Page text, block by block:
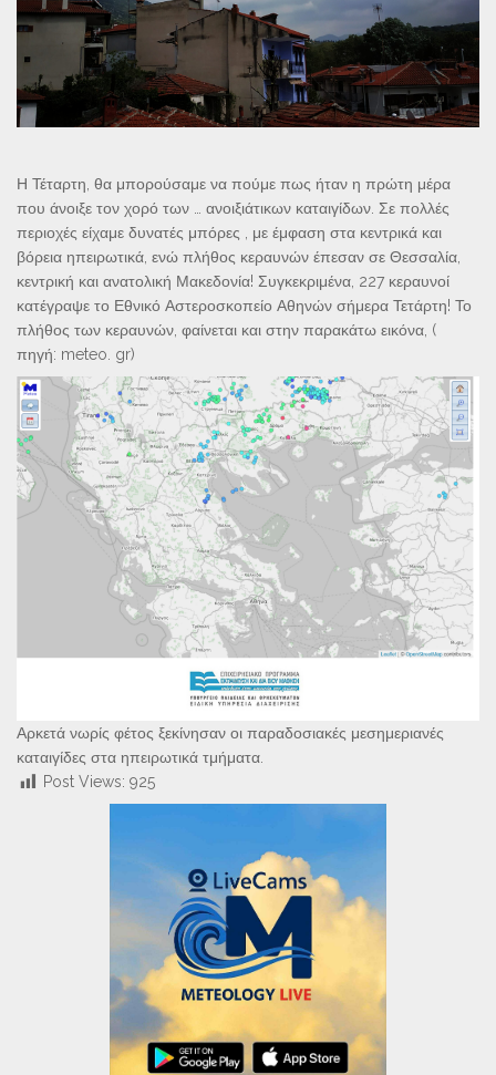
Η Τέταρτη, θα μπορούσαμε να πούμε πως ήταν η πρώτη μέρα
που άνοιξε τον χορό των … ανοιξιάτικων καταιγίδων. Σε πολλές
περιοχές είχαμε δυνατές μπόρες , με έμφαση στα κεντρικά και
βόρεια ηπειρωτικά, ενώ πλήθος κεραυνών έπεσαν σε Θεσσαλία,
κεντρική και ανατολική Μακεδονία! Συγκεκριμένα, 227 κεραυνοί
κατέγραψε το Εθνικό Αστεροσκοπείο Αθηνών σήμερα Τετάρτη! Το
πλήθος των κεραυνών, φαίνεται και στην παρακάτω εικόνα, (
πηγή: meteo. gr)
Αρκετά νωρίς φέτος ξεκίνησαν οι παραδοσιακές μεσημεριανές
καταιγίδες στα ηπειρωτικά τμήματα.
Post Views: 925